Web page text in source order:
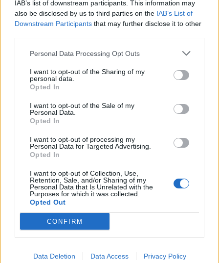
IAB’s list of downstream participants. This information may
also be disclosed by us to third parties on the IAB’s List of
Downstream Participants that may further disclose it to other
Personal Data Processing Opt Outs
I want to opt-out of the Sharing of my
personal data.
Opted In
I want to opt-out of the Sale of my
Personal Data.
Opted In
I want to opt-out of processing my
Personal Data for Targeted Advertising.
Opted In
I want to opt-out of Collection, Use,
Retention, Sale, and/or Sharing of my
Personal Data that Is Unrelated with the
Purposes for which it was collected.
Opted Out
CONFIRM
Data Deletion Data Access Privacy Policy
Tags:
del , Eduart Reci , foto , vrasja
Vrasja e 20-vjeçarit në
e autorit, shkak ngacmimi
i të dashurës nga viktima
dhe katër të plagosur në
përplasjen midis furgonit
dhe kamionit